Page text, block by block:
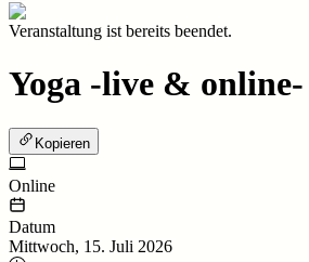
Veranstaltung ist bereits beendet.
Yoga -live & online-
Kopieren
Online
Datum
Mittwoch, 15. Juli 2026